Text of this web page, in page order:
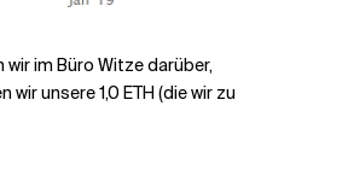
wir im Büro Witze darüber,
unsere 1,0 ETH (die wir zu